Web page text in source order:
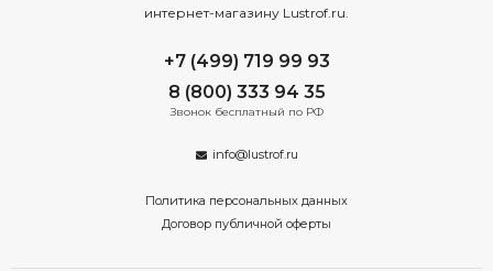
интернет-магазину Lustrof.ru.
+7 (499) 719 99 93
8 (800) 333 94 35
Звонок бесплатный по РФ
info@lustrof.ru
Политика персональных данных
Договор публичной оферты